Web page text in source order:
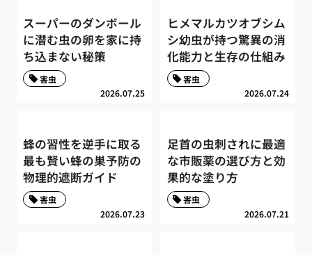
スーパーのダンボール
に潜む虫の卵を家に持
ち込まない秘策
2026.07.25
害虫
ヒメマルカツオブシム
シ幼虫が持つ驚異の消
化能力と生存の仕組み
2026.07.24
害虫
蜂の習性を逆手に取る
最も賢い蜂の巣予防の
物理的遮断ガイド
2026.07.23
害虫
足首の虫刺されに最適
な市販薬の選び方と効
果的な塗り方
2026.07.21
害虫